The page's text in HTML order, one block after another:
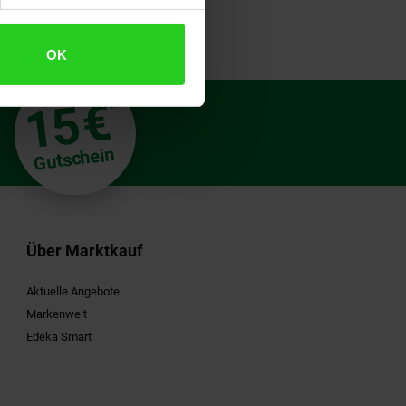
OK
15€**
Gutschein
Über Marktkauf
Aktuelle Angebote
Markenwelt
Edeka Smart